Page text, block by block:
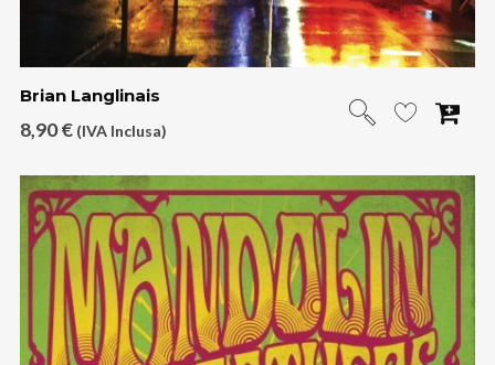
Brian Langlinais
8,90€ (IVA Inclusa)